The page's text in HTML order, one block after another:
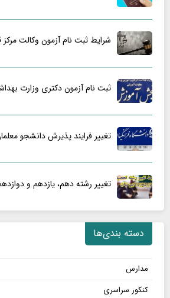
شرایط ثبت نام آزمون وکالت مرکز قوه
ثبت نام آزمون دکتری وزارت بهداشت
تغییر فرایند پذیرش دانشجو معلمان
تغییر رشته دهم، یازدهم و دوازدهم
دسته بندی‌ها
مدارس
کنکور سراسری